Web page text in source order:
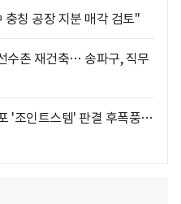
칭 공장 지분 매각 검토"
수촌 재건축… 송파구, 직무
'조인트스템' 판결 후폭풍…